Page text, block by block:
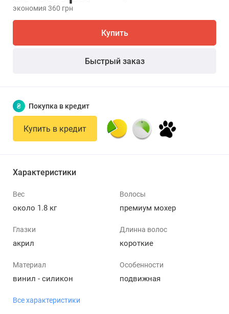
экономия 360 грн
Купить
Быстрый заказ
₴ Покупка в кредит
Купить в кредит
Характеристики
Вес
около 1.8 кг
Волосы
премиум мохер
Глазки
акрил
Длинна волос
короткие
Материал
винил - силикон
Особенности
подвижная
Все характеристики